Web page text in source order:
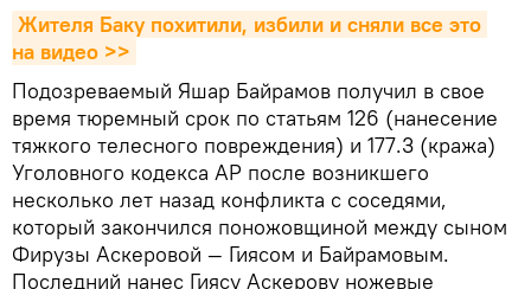
Жителя Баку похитили, избили и сняли все это
на видео >>
Подозреваемый Яшар Байрамов получил в свое
время тюремный срок по статьям 126 (нанесение
тяжкого телесного повреждения) и 177.3 (кража)
Уголовного кодекса АР после возникшего
несколько лет назад конфликта с соседями,
который закончился поножовщиной между сыном
Фирузы Аскеровой — Гиясом и Байрамовым.
Последний нанес Гиясу Аскерову ножевые